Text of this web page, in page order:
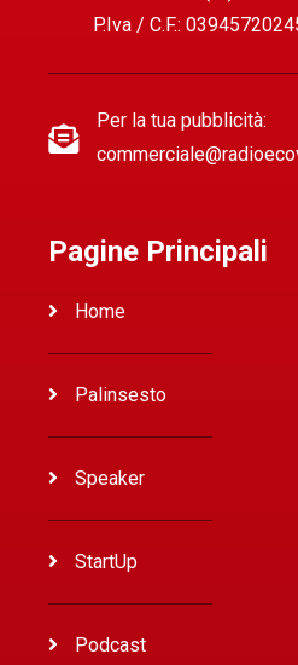
P.Iva / C.F.:
Per la tua pubblicità:
Pagine Principali
Home
Palinsesto
Speaker
StartUp
Podcast